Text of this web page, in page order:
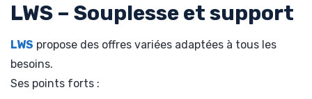
LWS – Souplesse et support
LWS propose des offres variées adaptées à tous les
besoins.
Ses points forts :